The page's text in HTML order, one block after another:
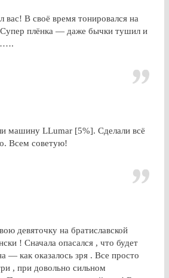
вас! В своё время тонировался на
плёнка — даже бычки тушил и
машину LLumar [5%]. Сделали всё
Всем советую!
девяточку на братиславской
! Сначала опасался , что будет
— как оказалось зря . Все просто
, при довольно сильном